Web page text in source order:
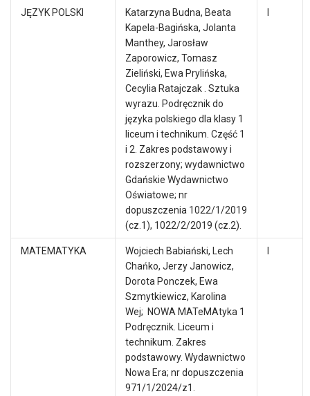
JĘZYK POLSKI
Katarzyna Budna, Beata
Kapela-Bagińska, Jolanta
Manthey, Jarosław
Zaporowicz, Tomasz
Zieliński, Ewa Prylińska,
Cecylia Ratajczak . Sztuka
wyrazu. Podręcznik do
języka polskiego dla klasy 1
liceum i technikum. Część 1
i 2. Zakres podstawowy i
rozszerzony; wydawnictwo
Gdańskie Wydawnictwo
Oświatowe; nr
dopuszczenia 1022/1/2019
(cz.1), 1022/2/2019 (cz.2).
I
MATEMATYKA
Wojciech Babiański, Lech
Chańko, Jerzy Janowicz,
Dorota Ponczek, Ewa
Szmytkiewicz, Karolina
Wej; NOWA MATeMAtyka 1
Podręcznik. Liceum i
technikum. Zakres
podstawowy. Wydawnictwo
Nowa Era; nr dopuszczenia
971/1/2024/z1.
I